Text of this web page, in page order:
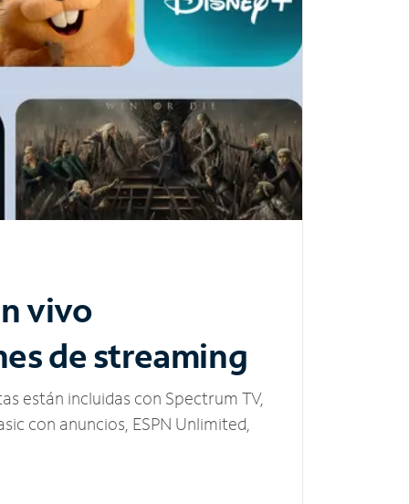
vivo
de streaming
están incluidas con Spectrum TV,
con anuncios, ESPN Unlimited,